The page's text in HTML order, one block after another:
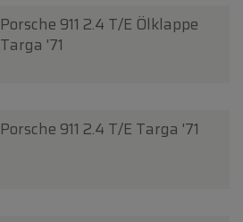
Porsche 911 2.4 T/E Ölklappe
Targa '71
Porsche 911 2.4 T/E Targa '71